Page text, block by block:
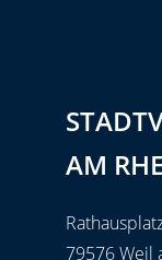
AM
79576 Weil